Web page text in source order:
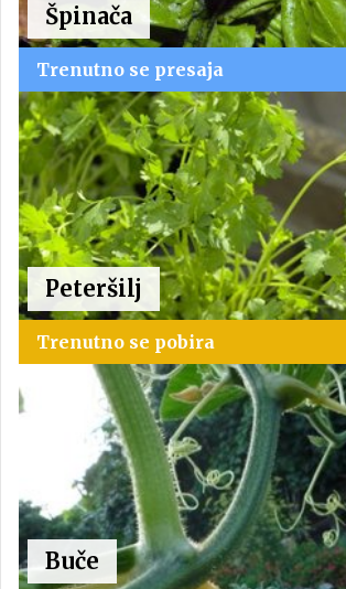
Špinača
Trenutno se presaja
Peteršilj
Trenutno se pobira
Buče